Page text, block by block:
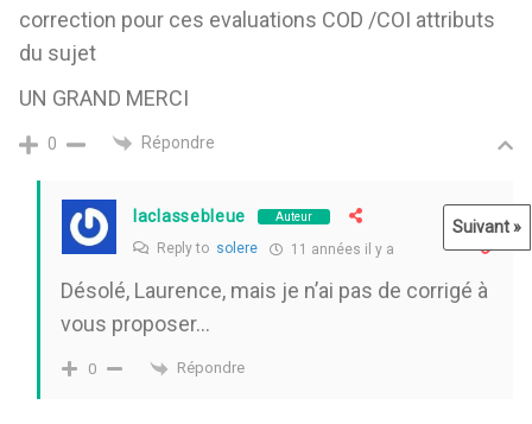
correction pour ces evaluations COD /COI attributs
du sujet
UN GRAND MERCI
0 Répondre
laclassebleue Auteur
Reply to solere 11 années il y a
Désolé, Laurence, mais je n’ai pas de corrigé à
vous proposer…
0 Répondre
Suivant »